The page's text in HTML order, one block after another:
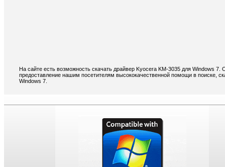
На сайте есть возможность скачать драйвер Kyocera KM-3035 для Windows
предоставление нашим посетителям высококачественной помощи в поиске,
Windows 7.